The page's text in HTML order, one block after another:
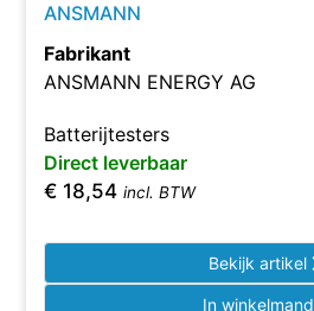
ANSMANN
Fabrikant
ANSMANN ENERGY AG
Batterijtesters
Direct leverbaar
€ 18,54 incl. BTW
Bekijk artikel
In winkelmand